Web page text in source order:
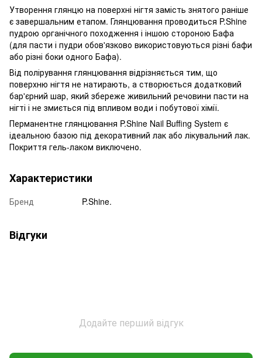
Утворення глянцю на поверхні нігтя замість знятого раніше
є завершальним етапом. Глянцювання проводиться P.Shine
пудрою органічного походження і іншою стороною Бафа
(для пасти і пудри обов'язково використовуються різні бафи
або різні боки одного Бафа).
Від полірування глянцювання відрізняється тим, що
поверхню нігтя не натирають, а створюється додатковий
бар'єрний шар, який збереже живильний речовини пасти на
нігті і не змиється під впливом води і побутової хімії.
Перманентне глянцювання P.Shine Nail Buffing System є
ідеальною базою під декоративний лак або лікувальний лак.
Покриття гель-лаком виключено.
Характеристики
Бренд P.Shine.
Відгуки
Додайте перший відгук